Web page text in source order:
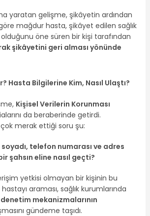
yaratan gelişme, şikâyetin ardından
mağdur hasta, şikâyet edilen sağlık
olduğunu öne süren bir kişi tarafından
şikâyetini geri alması yönünde
Hasta Bilgilerine Kim, Nasıl Ulaştı?
Kişisel Verilerin Korunması
da beraberinde getirdi.
merak ettiği soru şu:
soyadı, telefon numarası ve adres
şahsın eline nasıl geçti?
yetkisi olmayan bir kişinin bu
araması, sağlık kurumlarında
mekanizmalarının
gündeme taşıdı.